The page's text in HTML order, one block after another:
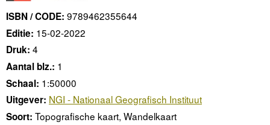
ISBN / CODE: 9789462355644
Editie: 15-02-2022
Druk: 4
Aantal blz.: 1
Schaal: 1:50000
Uitgever: NGI - Nationaal Geografisch Instituut
Soort: Topografische kaart, Wandelkaart